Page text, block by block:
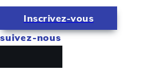
Inscrivez-vous
suivez-nous